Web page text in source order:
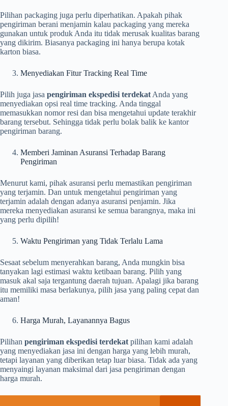
Pilihan packaging juga perlu diperhatikan. Apakah pihak
pengiriman berani menjamin kalau packaging yang mereka
gunakan untuk produk Anda itu tidak merusak kualitas barang
yang dikirim. Biasanya packaging ini hanya berupa kotak
karton biasa.
Menyediakan Fitur Tracking Real Time
Pilih juga jasa pengiriman ekspedisi terdekat Anda yang
menyediakan opsi real time tracking. Anda tinggal
memasukkan nomor resi dan bisa mengetahui update terakhir
barang tersebut. Sehingga tidak perlu bolak balik ke kantor
pengiriman barang.
Memberi Jaminan Asuransi Terhadap Barang
Pengiriman
Menurut kami, pihak asuransi perlu memastikan pengiriman
yang terjamin. Dan untuk mengetahui pengiriman yang
terjamin adalah dengan adanya asuransi penjamin. Jika
mereka menyediakan asuransi ke semua barangnya, maka ini
yang perlu dipilih!
Waktu Pengiriman yang Tidak Terlalu Lama
Sesaat sebelum menyerahkan barang, Anda mungkin bisa
tanyakan lagi estimasi waktu ketibaan barang. Pilih yang
masuk akal saja tergantung daerah tujuan. Apalagi jika barang
itu memiliki masa berlakunya, pilih jasa yang paling cepat dan
aman!
Harga Murah, Layanannya Bagus
Pilihan pengiriman ekspedisi terdekat pilihan kami adalah
yang menyediakan jasa ini dengan harga yang lebih murah,
tetapi layanan yang diberikan tetap luar biasa. Tidak ada yang
menyaingi layanan maksimal dari jasa pengiriman dengan
harga murah.